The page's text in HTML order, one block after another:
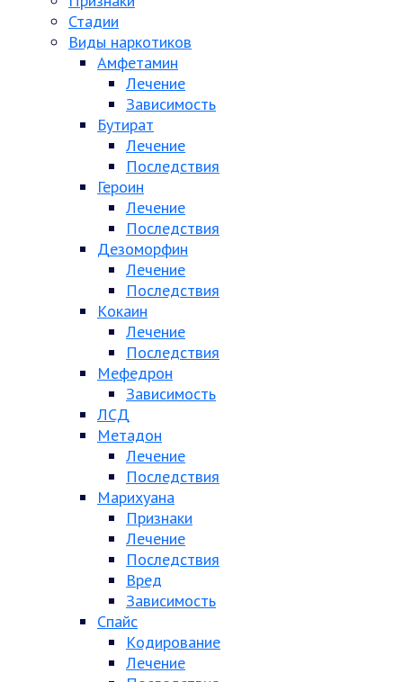
Стадии
Виды наркотиков
Амфетамин
Лечение
Зависимость
Бутират
Лечение
Последствия
Героин
Лечение
Последствия
Дезоморфин
Лечение
Последствия
Кокаин
Лечение
Последствия
Мефедрон
Зависимость
ЛСД
Метадон
Лечение
Последствия
Марихуана
Признаки
Лечение
Последствия
Вред
Зависимость
Спайс
Кодирование
Лечение